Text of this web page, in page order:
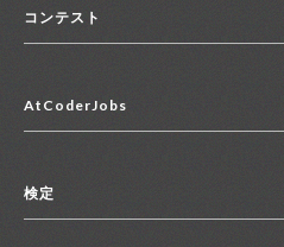
コンテスト
コンテスト一覧
便利リンク集
AtCoderJobs
2027年新卒採用求人一覧
検定